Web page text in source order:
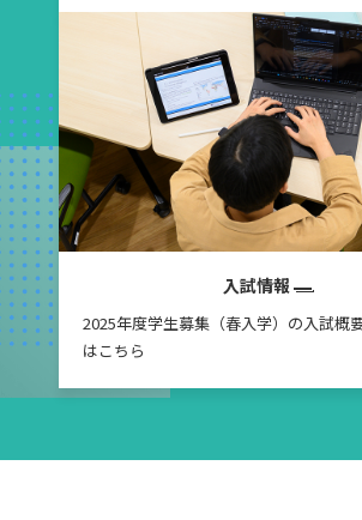
入試情報
2025年度学生募集（春入学）の入試概
はこちら